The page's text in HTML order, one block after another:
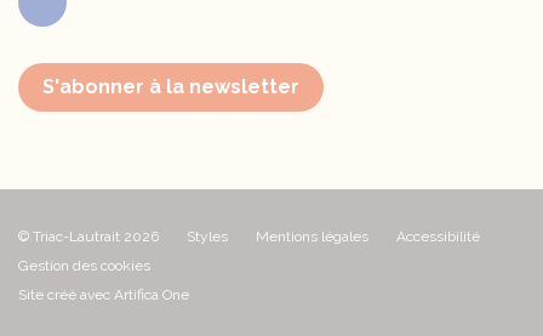
Facebook
S'abonner à la newsletter
© Triac-Lautrait 2026 Styles Mentions légales
Accessibilité
Gestion des cookies
Site créé avec Artifica One